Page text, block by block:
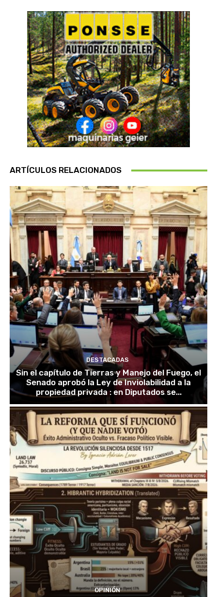
ARTÍCULOS RELACIONADOS
DESTACADAS
Sin el capítulo de Tierras y Manejo del Fuego, el
Senado aprobó la Ley de Inviolabilidad a la
propiedad privada : en Diputados se...
OPINIÓN